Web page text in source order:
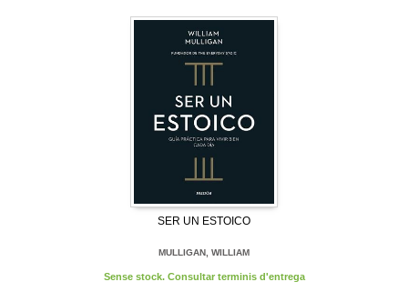
SER UN ESTOICO
MULLIGAN, WILLIAM
Sense stock. Consultar terminis d'entrega